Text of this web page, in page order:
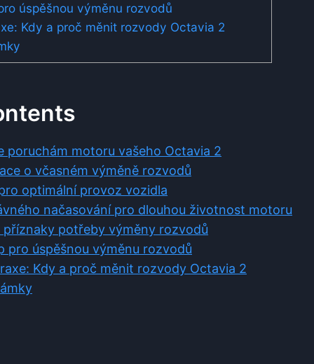
úspěšnou výměnu rozvodů
Kdy a proč měnit rozvody Octavia 2
poruchám motoru vašeho Octavia 2
o včasném výměně rozvodů
optimální provoz vozidla
načasování pro dlouhou životnost motoru
potřeby výměny rozvodů
pro úspěšnou výměnu rozvodů
Kdy a proč měnit rozvody Octavia 2